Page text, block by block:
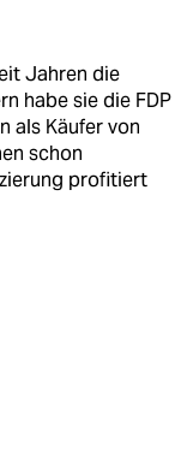
Jahren die
habe sie die FDP
als Käufer von
schon
profitiert